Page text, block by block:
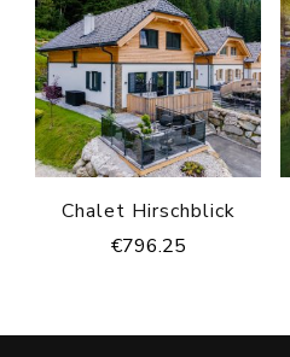
Chalet Hirschblick
€796.25